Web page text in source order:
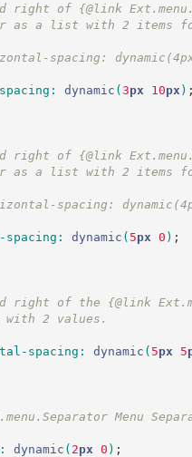
right of {@link
or as a list with 2
spacing:
: dynamic (3px 10px )
right of {@link
or as a list with 2
spacing:
spacing : dynamic ( 5px 0 ) ;
right of the {@link
with 2 values.
spacing : dynamic ( 5px 5
Menu
: dynamic ( 2px 0 ) ;